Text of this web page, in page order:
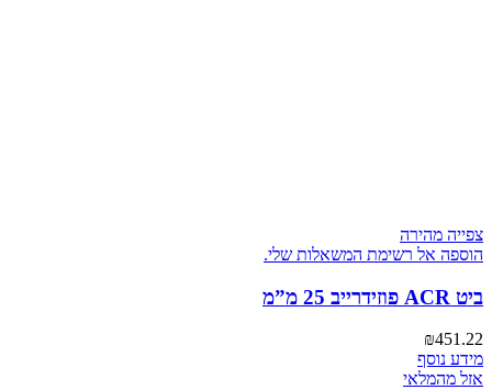
צפייה מהירה
הוספה אל רשימת המשאלות שלי.
ביט ACR פוזידרייב 25 מ”מ
₪451.22
מידע נוסף
אזל מהמלאי